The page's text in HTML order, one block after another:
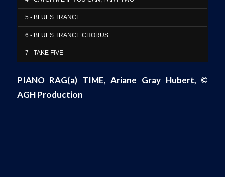
5 - BLUES TRANCE
6 - BLUES TRANCE CHORUS
7 - TAKE FIVE
PIANO RAG(a) TIME, Ariane Gray Hubert, ©
AGH Production